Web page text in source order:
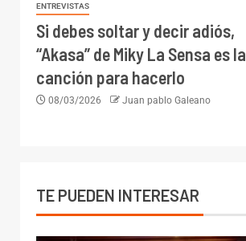
ENTREVISTAS
Si debes soltar y decir adiós,
“Akasa” de Miky La Sensa es la
canción para hacerlo
08/03/2026 Juan pablo Galeano
TE PUEDEN INTERESAR